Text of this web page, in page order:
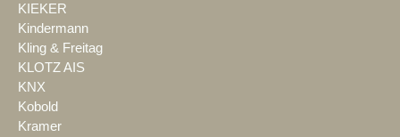
KIEKER
Kindermann
Kling & Freitag
KLOTZ AIS
KNX
Kobold
Kramer